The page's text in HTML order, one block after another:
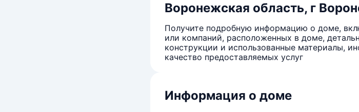
Воронежская область, г
Получите подробную информацию о доме,
или компаний, расположенных в доме,
конструкции и использованные материалы,
качество предоставляемых услуг
Информация о доме